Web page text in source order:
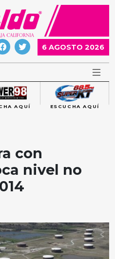
6 AGOSTO 2026
AQUÍ ESCUCHA AQUÍ
con
nivel no